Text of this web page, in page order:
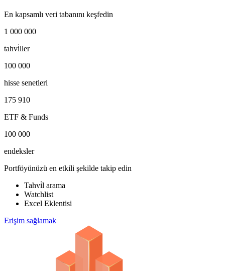
En kapsamlı veri tabanını keşfedin
1 000 000
tahvi̇ller
100 000
hisse senetleri
175 910
ETF & Funds
100 000
endeksler
Portföyünüzü en etkili şekilde takip edin
Tahvi̇l arama
Watchlist
Excel Eklentisi
Erişim sağlamak